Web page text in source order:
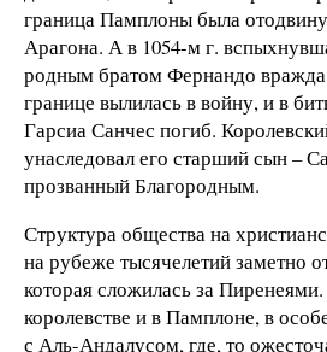
граница Памплоны была
Арагона. А в 1054-м г.
родным братом Фернандо вражда
границе вылилась в войну, и в
Гарсиа Санчес погиб.
унаследовал его старший сын –
прозванный Благородным.
Структура общества на
на рубеже тысячелетий заметно
которая сложилась за
королевстве и в Памплоне, в
с Аль-Андалусом, где, то